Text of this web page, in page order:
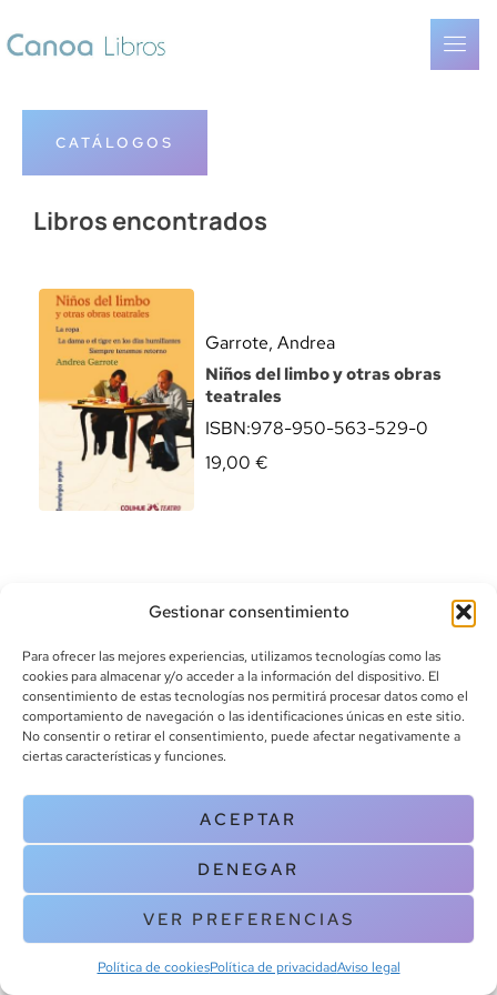
Gestionar consentimiento
Para ofrecer las mejores experiencias, utilizamos tecnologías como las
cookies para almacenar y/o acceder a la información del dispositivo. El
consentimiento de estas tecnologías nos permitirá procesar datos como el
comportamiento de navegación o las identificaciones únicas en este sitio.
No consentir o retirar el consentimiento, puede afectar negativamente a
ciertas características y funciones.
ACEPTAR
DENEGAR
VER PREFERENCIAS
Política de cookiesPolítica de privacidadAviso legal
CATÁLOGOS
Libros encontrados
Garrote, Andrea
Niños del limbo y otras obras
teatrales
ISBN:978-950-563-529-0
19,00 €
info@canoalibros.com
pedidos@canoalibros.com
+34 934 242 391
CONTACTO
Copyright © 2025 Canoa Libros. All Rights Reserved |
cookies
| Aviso legal